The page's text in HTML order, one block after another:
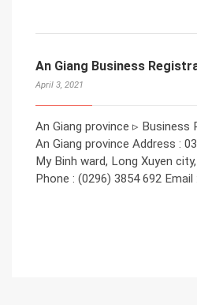
An Giang Business
April 3, 2021
An Giang province ▹ Business
An Giang province Address :
My Binh ward, Long Xuyen
Phone : (0296) 3854 692